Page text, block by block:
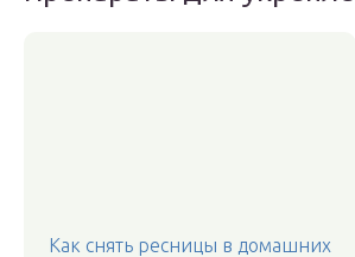
Как снять ресницы в домашних